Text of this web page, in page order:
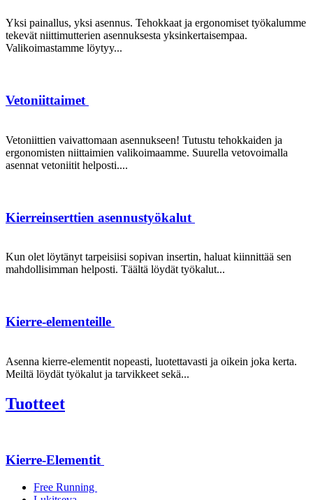
Yksi painallus, yksi asennus. Tehokkaat ja ergonomiset työkalumme
tekevät niittimutterien asennuksesta yksinkertaisempaa.
Valikoimastamme löytyy...
Vetoniittaimet
Vetoniittien vaivattomaan asennukseen! Tutustu tehokkaiden ja
ergonomisten niittaimien valikoimaamme. Suurella vetovoimalla
asennat vetoniitit helposti....
Kierreinserttien asennustyökalut
Kun olet löytänyt tarpeisiisi sopivan insertin, haluat kiinnittää sen
mahdollisimman helposti. Täältä löydät työkalut...
Kierre-elementeille
Asenna kierre-elementit nopeasti, luotettavasti ja oikein joka kerta.
Meiltä löydät työkalut ja tarvikkeet sekä...
Tuotteet
Kierre-Elementit
Free Running